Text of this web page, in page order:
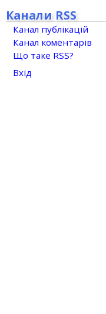
Канали RSS
Канал публікацій
Канал коментарів
Що таке RSS?
Вхід